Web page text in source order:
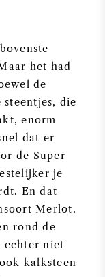
het had
de
die
enorm
dat er
de Super
je
En dat
Merlot.
rond de
echter niet
kalksteen